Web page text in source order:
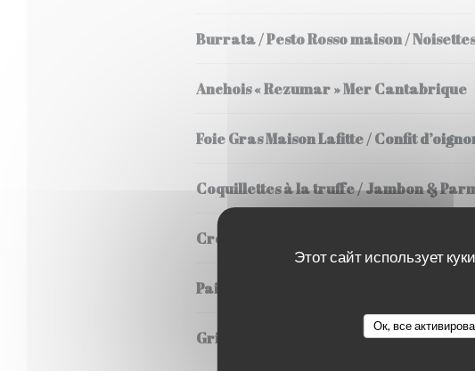
Этот сайт использует
Ок, все
Burrata / Pesto Rosso maison /
Anchois « Rezumar » Mer Cantabrique
Foie Gras Maison Lafitte / Confit
Coquillettes à la truffe / Jambon &
Croque-Monsieur / Jambon / Truffe /
Pain Pita / Effiloché de Canard / Tomme
Grilled Cheese / Pain aux Céréales /